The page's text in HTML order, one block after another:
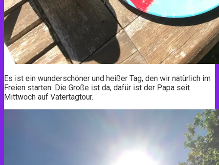
Es ist ein wunderschöner und heißer Tag, den wir natürlich im
Freien starten. Die Große ist da, dafür ist der Papa seit
Mittwoch auf Vatertagtour.